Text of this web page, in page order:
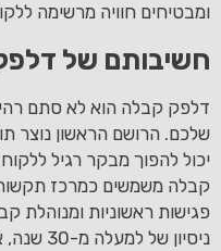
ומבטיחים חוויה מרשימה
חשיבותם של
דלפק קבלה הוא לא סתם
שלכם. הרושם הראשון נוצר
יכול להפוך מבקר רגיל
קבלה משמשים כמרכז
פגישות ראשוניות ומנוהלת
ניסיון